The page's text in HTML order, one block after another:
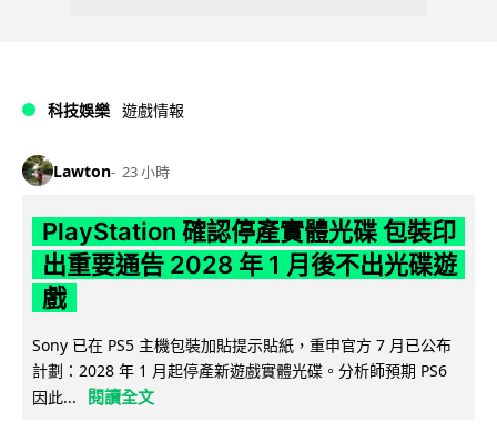
科技娛樂 遊戲情報
Lawton 23 小時
PlayStation 確認停產實體光碟 包裝印
出重要通告 2028 年 1 月後不出光碟遊
戲
Sony 已在 PS5 主機包裝加貼提示貼紙，重申官方 7 月已公布
計劃：2028 年 1 月起停產新遊戲實體光碟。分析師預期 PS6
因此...
閱讀全文